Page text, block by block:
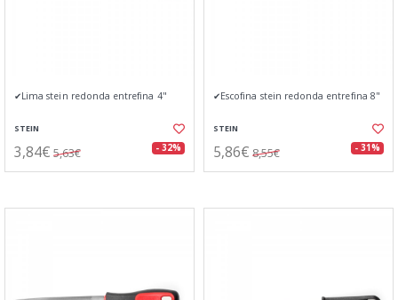
✔Lima stein redonda entrefina 4"
STEIN
3,84€ 5,63€ - 32%
✔Escofina stein redonda entrefina 8"
STEIN
5,86€ 8,55€ - 31%